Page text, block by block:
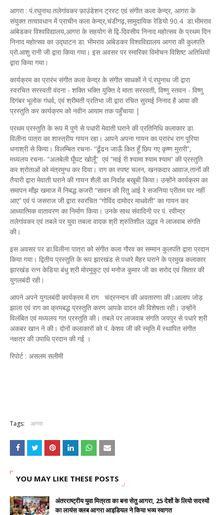
आगरा : पं.रघुनाथ तलेगांवकर फ़ाउंडेशन ट्रस्ट एवं संगीत कला केन्द्र, आगरा के
संयुक्त तत्वावधान में प्राचीन कला केन्द्र,चंडीगढ़,सामुदायिक रेडियो 90.4 डा.भीमराव
आंबेडकर विश्वविद्यालय,आगरा के सहयोग से द्वि-दिवसीय निनाद महोत्सव के प्रथम दिन
निनाद महोत्सव का उद्घाटन डा. भीमराव आंबेडकर विश्वविद्यालय आगरा की कुलपति
प्रो.आशु रानी जी द्वारा किया गया। इस अवसर पर स्मारिका विमोचन विशिष्ट अतिथियों
द्वारा किया गया।
कार्यक्रम का प्रारंभ संगीत कला केन्द्र के संगीत साधकों ने पं.रघुनाथ जी द्वारा
स्वरचित सरस्वती वंदना - शक्ति भक्ति युक्ति दे माता सरस्वती, विष्णु स्तवन - विष्णु
दिगंबर भूलोक गंधर्व, एवं श्रीमती प्रतिभा जी द्वारा रचित सुरमई निनाद है आया की
प्रस्तुति कर कार्यक्रम को नवीन आयाम तक पहुँचाया |
प्रथम प्रस्तुति के रूप में पुणे से पधारी मेवाती घराने की प्रतिनिधि कलाकार डा.
विलीना पात्रा का शास्त्रीय गायन रहा। आपने अपना गायन का प्रारंभ राग पूरिया
धनाश्री‌ से किया। विलम्बित रचना- “ढूँढन जाऊँ कित हूँ छिप गए कृष्ण मुरारी”,
मध्यलय रचना- “अलबेली घूँघट खोलूँ” एवं “माई री श्यामा श्याम श्याम” की प्रस्तुति
कर श्रोताओं को मंत्रमुग्ध कर दिया। राग का स्पष्ट चलन, खनकदार आवाज,तानों की
तैयारी द्वारा मेवाती घराने की गायन शैली का निर्वाह बखूबी किया। उन्होंने कार्यक्रम का
समापन माँझ खमाज में निबद्ध कजरी “सावन की रितु आई रे सजनिया प्रीतम घर नहीं
आए” एवं पं जसराज जी द्वारा स्वरचित “गोविंद दामोदर माधवेती” का गायन कर
आध्यात्मिक वातावरण का निर्माण किया। उनके साथ संवादिनी पर पं. रवीन्द्र
तलेगांवकर एवं तबले पर युवा तबला वादक श्री श्रुतिशील उद्धव ने लाजवाब संगति
की।
इस अवसर पर डा.विलीना पात्रा को संगीत कला गौरव का सम्मान कुलपति द्वारा प्रदान
किया गया। द्वितीय प्रस्तुति के रूप झारखंड से पधारे मैहर घराने के प्रमुख कलाकार
झारखंड रत्न केडिया बंधु श्री मोरमुकुट एवं मनोज कुमार जी का सरोद एवं सितार की
युगलबंदी रही।
आपने अपने युगलबंदी कार्यक्रम में राग चंद्रनन्दन ‌‌की अवतारणा की।आलाप जोड़
झाला एवं राग का क्रमबद्ध प्रस्तुति करण आपके वादन की विशेषता रही। उन्होंने
विलंबित एवं मध्यलय गत प्रस्तुति की। तबले पर लाजवाब संगति जयपुर से पधारे श्री
अकबर खान ने की। दोनों कलाकारों को पं. केशव जी की स्मृति में स्थापित संगीत
नक्षत्र की उपाधि प्रदान की गई ।
रिपोर्ट : असलम सलीमी
Tags: आगरा
YOU MAY LIKE THESE POSTS
अंतरराष्ट्रीय युवा मित्रता का बना सेतु आगरा, 25 देशों के लियो सदस्यों
का लायंस क्लब आगरा आइडियल ने किया भव्य स्वागत